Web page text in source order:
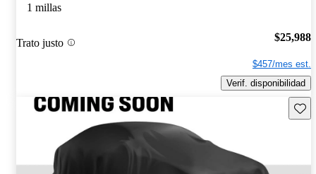
1 millas
Trato justo $25,988
$457/mes est.
Verif. disponibilidad